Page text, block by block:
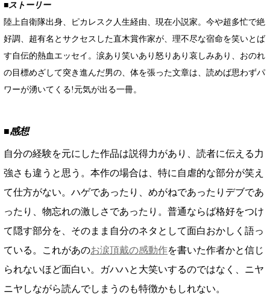
■ストーリー
陸上自衛隊出身、ピカレスク人生経由、現在小説家。今や超多忙で絶
好調、超有名とサクセスした直木賞作家が、理不尽な宿命を笑いとば
す自伝的熱血エッセイ。涙あり笑いあり怒りあり哀しみあり、おのれ
の目標めざして突き進んだ男の、体を張った文章は、読めば思わずパ
ワーが湧いてくる!元気が出る一冊。
■感想
自分の経験を元にした作品は説得力があり、読者に伝える力
強さも違うと思う。本作の場合は、特に自虐的な部分が笑え
て仕方がない。ハゲであったり、めがねであったりデブであ
ったり、物忘れの激しさであったり。普通ならば格好をつけ
て隠す部分を、そのまま自分のネタとして面白おかしく語っ
ている。これがあのお涙頂戴の感動作を書いた作者かと信じ
られないほど面白い。ガハハと大笑いするのではなく、ニヤ
ニヤしながら読んでしまうのも特徴かもしれない。